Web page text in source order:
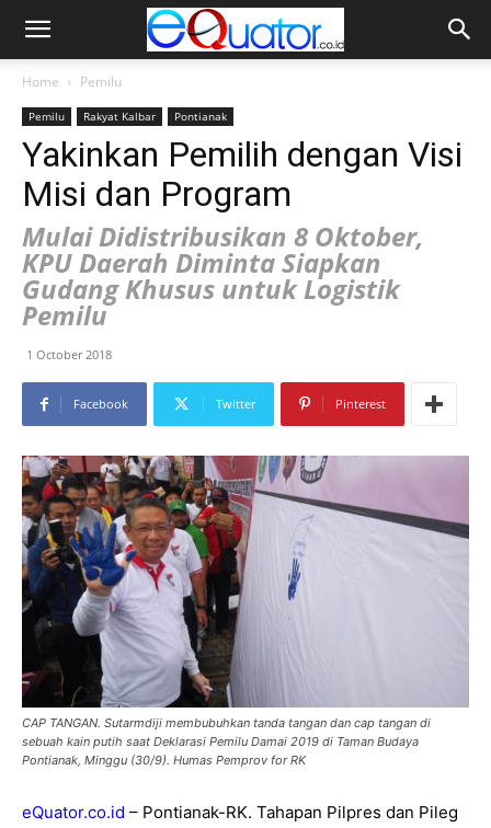
Home Pemilu
Pemilu Rakyat Kalbar Pontianak
Yakinkan Pemilih dengan Visi
Misi dan Program
Mulai Didistribusikan 8 Oktober,
KPU Daerah Diminta Siapkan
Gudang Khusus untuk Logistik
Pemilu
1 October 2018
Facebook Twitter Pinterest
CAP TANGAN. Sutarmdiji membubuhkan tanda tangan dan cap tangan di
sebuah kain putih saat Deklarasi Pemilu Damai 2019 di Taman Budaya
Pontianak, Minggu (30/9). Humas Pemprov for RK
eQuator.co.id – Pontianak-RK. Tahapan Pilpres dan Pileg